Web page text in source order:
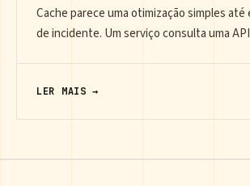
Cache parece uma otimização simples
de incidente. Um serviço consulta uma
LER MAIS →